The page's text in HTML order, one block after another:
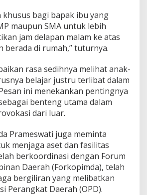
e
t
P
u
b
i
khusus bagi bapak ibu yang
maupun SMA untuk lebih
jam delapan malam ke atas
berada di rumah,” tuturnya.
rasa sedihnya melihat anak-
belajar justru terlibat dalam
ini menekankan pentingnya
benteng utama dalam
dari luar.
Prameswati juga meminta
menjaga aset dan fasilitas
berkoordinasi dengan Forum
Daerah (Forkopimda), telah
bergiliran yang melibatkan
Perangkat Daerah (OPD).